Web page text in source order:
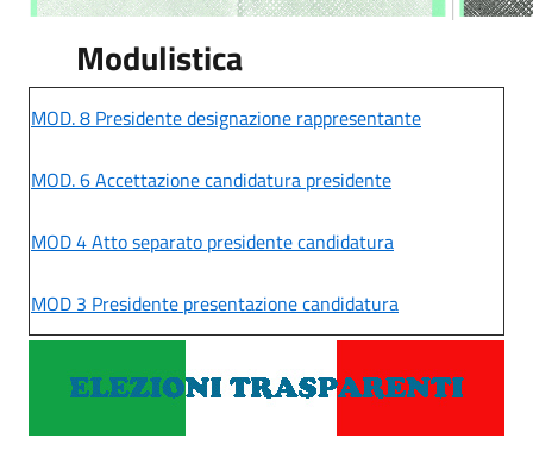
Modulistica
MOD. 8 Presidente designazione rappresentante
MOD. 6 Accettazione candidatura presidente
MOD 4 Atto separato presidente candidatura
MOD 3 Presidente presentazione candidatura